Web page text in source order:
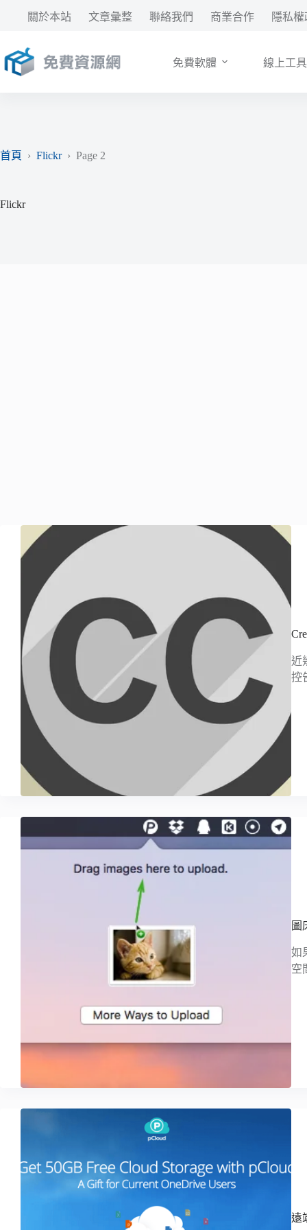
要
內
關於本站 文章彙整 聯絡我們 商業合作 隱私
免費軟體 線上工具
首頁 › Flickr› Page 2
Flickr
近
控
圖
如
空
遠